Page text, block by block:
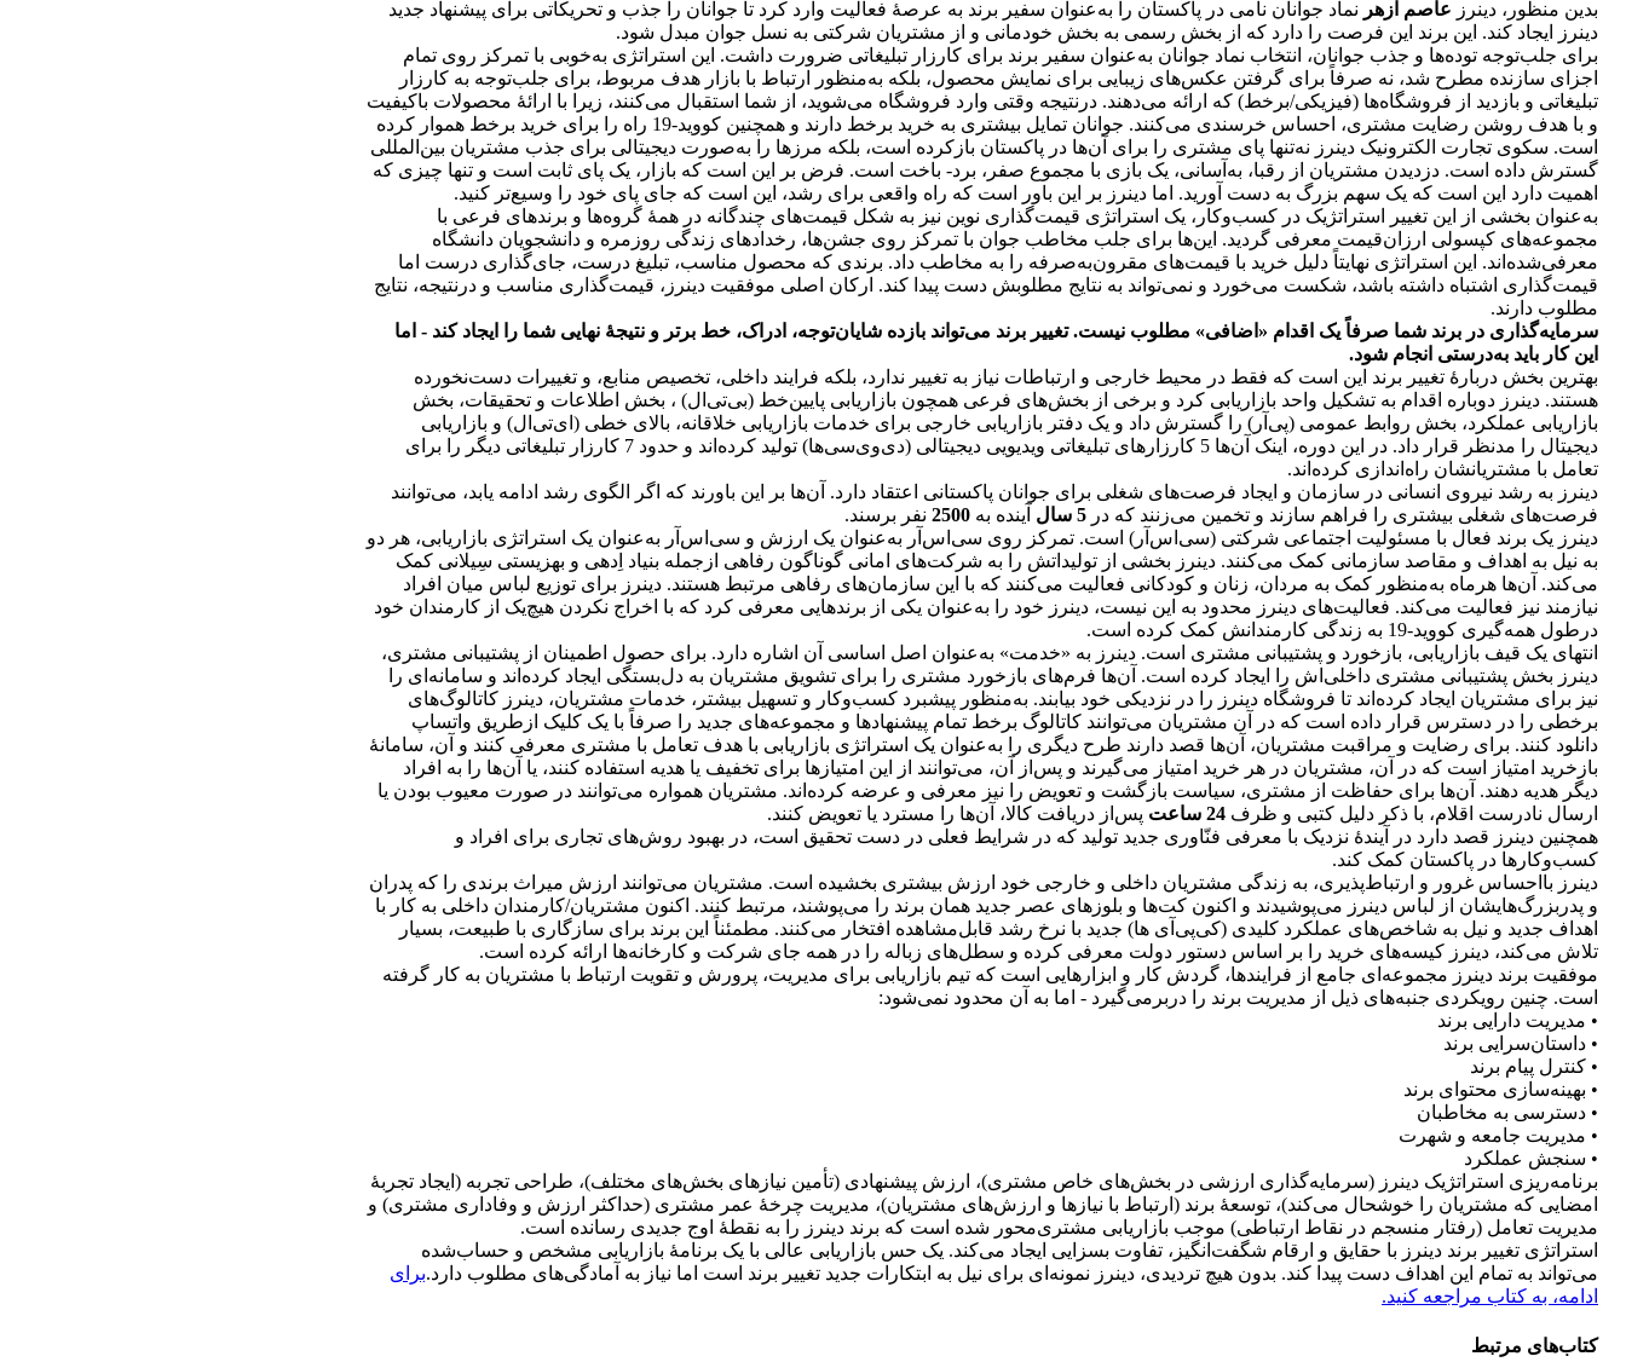
بدین منظور، دینرز عاصم ازهر نماد جوانان نامی در پاکستان را به‌عنوان سفیر برند به عرصۀ فعالیت وارد کرد تا جوانان را جذب و تحریکاتی برای پیشنهاد جدید
دینرز ایجاد کند. این برند این فرصت را دارد که از بخش رسمی به بخش خودمانی و از مشتریان شرکتی به نسل جوان مبدل شود.
برای جلب‌توجه توده‌ها و جذب جوانان، انتخاب نماد جوانان به‌عنوان سفیر برند برای کارزار تبلیغاتی ضرورت داشت. این استراتژی به‌خوبی با تمرکز روی تمام
اجزای سازنده مطرح شد، نه صرفاً برای گرفتن عکس‌های زیبایی برای نمایش محصول، بلکه به‌منظور ارتباط با بازار هدف مربوط، برای جلب‌توجه به کارزار
تبلیغاتی و بازدید از فروشگاه‌ها (فیزیکی/برخط) که ارائه می‌دهند. درنتیجه وقتی وارد فروشگاه می‌شوید، از شما استقبال می‌کنند، زیرا با ارائۀ محصولات باکیفیت
و با هدف روشن رضایت مشتری، احساس خرسندی می‌کنند. جوانان تمایل بیشتری به خرید برخط دارند و همچنین کووید-19 راه را برای خرید برخط هموار کرده
است. سکوی تجارت الکترونیک دینرز نه‌تنها پای مشتری را برای آن‌ها در پاکستان بازکرده است، بلکه مرزها را به‌صورت دیجیتالی برای جذب مشتریان بین‌المللی
گسترش داده است. دزدیدن مشتریان از رقبا، به‌آسانی، یک بازی با مجموع صفر، برد- باخت است. فرض بر این است که بازار، یک پای ثابت است و تنها چیزی که
اهمیت دارد این است که یک سهم بزرگ به دست آورید. اما دینرز بر این باور است که راه واقعی برای رشد، این است که جای پای خود را وسیع‌تر کنید.
به‌عنوان بخشی از این تغییر استراتژیک در کسب‌وکار، یک استراتژی قیمت‌گذاری نوین نیز به شکل قیمت‌های چندگانه در همۀ گروه‌ها و برندهای فرعی با
مجموعه‌های کپسولی ارزان‌قیمت معرفی گردید. این‌ها برای جلب مخاطب جوان با تمرکز روی جشن‌ها، رخدادهای زندگی روزمره و دانشجویان دانشگاه
معرفی‌شده‌اند. این استراتژی نهایتاً دلیل خرید با قیمت‌های مقرون‌به‌صرفه را به مخاطب داد. برندی که محصول مناسب، تبلیغ درست، جای‌گذاری درست اما
قیمت‌گذاری اشتباه داشته باشد، شکست می‌خورد و نمی‌تواند به نتایج مطلوبش دست پیدا کند. ارکان اصلی موفقیت دینرز، قیمت‌گذاری مناسب و درنتیجه، نتایج
مطلوب دارند.
سرمایه‌گذاری در برند شما صرفاً یک اقدام «اضافی» مطلوب نیست. تغییر برند می‌تواند بازده شایان‌توجه، ادراک، خط برتر و نتیجۀ نهایی شما را ایجاد کند - اما
این کار باید به‌درستی انجام شود.
بهترین بخش دربارۀ تغییر برند این است که فقط در محیط خارجی و ارتباطات نیاز به تغییر ندارد، بلکه فرایند داخلی، تخصیص منابع، و تغییرات دست‌نخورده
هستند. دینرز دوباره اقدام به تشکیل واحد بازاریابی کرد و برخی از بخش‌های فرعی همچون بازاریابی پایین‌خط (بی‌تی‌ال) ، بخش اطلاعات و تحقیقات، بخش
بازاریابی عملکرد، بخش روابط عمومی (پی‌آر) را گسترش داد و یک دفتر بازاریابی خارجی برای خدمات بازاریابی خلاقانه، بالای خطی (ای‌تی‌ال) و بازاریابی
دیجیتال را مدنظر قرار داد. در این دوره، ‌اینک آن‌ها 5 کارزارهای تبلیغاتی ویدیویی دیجیتالی (دی‌وی‌سی‌ها) تولید کرده‌اند و حدود 7 کارزار تبلیغاتی دیگر را برای
تعامل با مشتریانشان راه‌اندازی کرده‌اند.
دینرز به رشد نیروی انسانی در سازمان و ایجاد فرصت‌های شغلی برای جوانان پاکستانی اعتقاد دارد. آن‌ها بر این باورند که اگر الگوی رشد ادامه یابد، می‌توانند
فرصت‌های شغلی بیشتری را فراهم سازند و تخمین می‌زنند که در 5 سال آینده به 2500 نفر برسند.
دینرز یک برند فعال با مسئولیت اجتماعی شرکتی (سی‌اس‌آر) است. تمرکز روی سی‌اس‌آر به‌عنوان یک ارزش و سی‌اس‌آر به‌عنوان یک استراتژی بازاریابی، هر دو
به نیل به اهداف و مقاصد سازمانی کمک می‌کنند. دینرز بخشی از تولیداتش را به شرکت‌های امانی گوناگون رفاهی ازجمله بنیاد اِدهی و بهزیستی سِیلانی کمک
می‌کند. آن‌ها هرماه به‌منظور کمک به مردان، زنان و کودکانی فعالیت می‌کنند که با این سازمان‌های رفاهی مرتبط هستند. دینرز برای توزیع لباس میان افراد
نیازمند نیز فعالیت می‌کند. فعالیت‌های دینرز محدود به این نیست، دینرز خود را به‌عنوان یکی از برندهایی معرفی کرد که با اخراج نکردن هیچ‌یک از کارمندان خود
درطول همه‌گیری کووید-19 به زندگی کارمندانش کمک کرده است.
انتهای یک قیف بازاریابی، بازخورد و پشتیبانی مشتری است. دینرز به «خدمت» به‌عنوان اصل اساسی آن اشاره دارد. برای حصول اطمینان از پشتیبانی مشتری،
دینرز بخش پشتیبانی مشتری داخلی‌اش را ایجاد کرده است. آن‌ها فرم‌های بازخورد مشتری را برای تشویق مشتریان به دل‌بستگی ایجاد کرده‌اند و سامانه‌ای را
نیز برای مشتریان ایجاد کرده‌اند تا فروشگاه دینرز را در نزدیکی خود بیابند. به‌منظور پیشبرد کسب‌وکار و تسهیل بیشتر، خدمات مشتریان، دینرز کاتالوگ‌های
برخطی را در دسترس قرار داده است که در آن مشتریان می‌توانند کاتالوگ برخط تمام پیشنهاد‌ها و مجموعه‌های جدید را صرفاً با یک کلیک ازطریق واتساپ
دانلود کنند. برای رضایت و مراقبت مشتریان، آن‌ها قصد دارند طرح دیگری را به‌عنوان یک استراتژی بازاریابی با هدف تعامل با مشتری معرفی کنند و آن، سامانۀ
بازخرید امتیاز است که در آن، مشتریان در هر خرید امتیاز می‌گیرند و پس‌از آن، می‌توانند از این امتیازها برای تخفیف یا هدیه استفاده کنند، یا آن‌ها را به افراد
دیگر هدیه دهند. آن‌ها برای حفاظت از مشتری، سیاست بازگشت و تعویض را نیز معرفی و عرضه کرده‌اند. مشتریان همواره می‌توانند در صورت معیوب بودن یا
ارسال نادرست اقلام، با ذکر دلیل کتبی و ظرف 24 ساعت
پس‌از دریافت کالا، آن‌ها را مسترد یا تعویض کنند.
همچنین دینرز قصد دارد در آیندۀ نزدیک با معرفی فنّاوری جدید تولید که در شرایط فعلی در دست تحقیق است، در بهبود روش‌های تجاری برای افراد و
کسب‌وکارها در پاکستان کمک کند.
دینرز بااحساس غرور و ارتباط‌پذیری، به زندگی مشتریان داخلی و خارجی خود ارزش بیشتری بخشیده است. مشتریان می‌توانند ارزش میراث برندی را که پدران
و پدربزرگ‌هایشان از لباس دینرز می‌پوشیدند و اکنون کت‌ها و بلوز‌های عصر جدید همان برند را می‌پوشند، مرتبط کنند. اکنون مشتریان/کارمندان داخلی به کار با
اهداف جدید و نیل به شاخص‌های عملکرد کلیدی (کی‌پی‌آی ها) جدید با نرخ رشد قابل‌مشاهده افتخار می‌کنند. مطمئناً این برند برای سازگاری با طبیعت، بسیار
تلاش می‌کند، دینرز کیسه‌های خرید را بر اساس دستور دولت معرفی کرده و سطل‌های زباله را در همه جای شرکت و کارخانه‌ها ارائه کرده است.
موفقیت برند دینرز مجموعه‌ای جامع از فرایندها، گردش کار و ابزارهایی است که تیم بازاریابی برای مدیریت، پرورش و تقویت ارتباط با مشتریان به کار گرفته
است. چنین رویکردی جنبه‌های ذیل از مدیریت برند را در‌برمی‌گیرد - اما به آن محدود نمی‌شود:
• مدیریت دارایی برند
• داستان‌سرایی برند
• کنترل پیام برند
• بهینه‌سازی محتوای برند
• دسترسی به مخاطبان
• مدیریت جامعه و شهرت
• سنجش عملکرد
برنامه‌ریزی استراتژیک دینرز (سرمایه‌گذاری ارزشی در بخش‌های خاص مشتری)، ارزش پیشنهادی (تأمین نیازهای بخش‌های مختلف)، طراحی تجربه (ایجاد تجربۀ
امضایی که مشتریان را خوشحال می‌کند)، توسعۀ برند (ارتباط با نیازها و ارزش‌های مشتریان)، مدیریت چرخۀ عمر مشتری (حداکثر ارزش و وفاداری مشتری) و
مدیریت تعامل (رفتار منسجم در نقاط ارتباطی) موجب بازاریابی مشتری‌محور شده است که برند دینرز را به نقطۀ اوج جدیدی رسانده است.
استراتژی تغییر برند دینرز با حقایق و ارقام شگفت‌انگیز، تفاوت بسزایی ایجاد می‌کند. یک حس بازاریابی عالی با یک برنامۀ بازاریابی مشخص و حساب‌شده
می‌تواند به تمام این اهداف دست پیدا کند. بدون هیچ تردیدی، دینرز نمونه‌ای برای نیل به ابتکارات جدید تغییر برند است اما نیاز به آمادگی‌های مطلوب دارد.برای
ادامه، به کتاب مراجعه کنید.
کتاب‌های مرتبط